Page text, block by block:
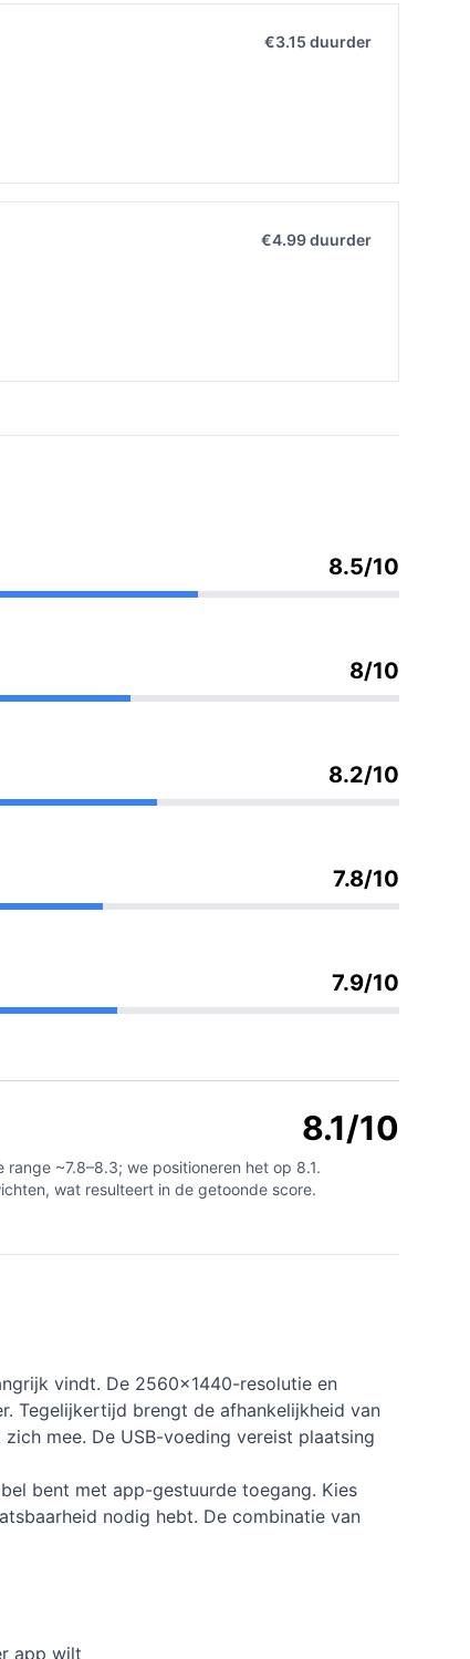
€3.15 duurder
€4.99 duurder
8.5/10
8/10
8.2/10
7.8/10
7.9/10
8.1/10
~7.8–8.3; we positioneren het op 8.1.
wat resulteert in de getoonde score.
vindt. De 2560×1440-resolutie en
Tegelijkertijd brengt de afhankelijkheid van
mee. De USB-voeding vereist plaatsing
bent met app-gestuurde toegang. Kies
nodig hebt. De combinatie van
app wilt